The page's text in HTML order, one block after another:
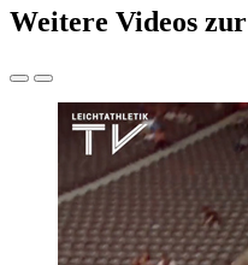
Weitere Videos